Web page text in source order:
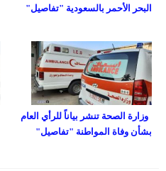
البحر الأحمر بالسعودية "تفاصيل"
وزارة الصحة تنشر بياناً للرأي العام
بشأن وفاة المواطنة "تفاصيل"